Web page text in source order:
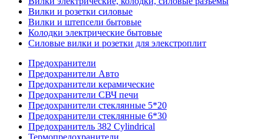
Вилки и розетки силовые
Вилки и штепсели бытовые
Колодки электрические бытовые
Силовые вилки и розетки для элекстроплит
Предохранители
Предохранители Авто
Предохранители керамические
Предохранители СВЧ печи
Предохранители стеклянные 5*20
Предохранители стеклянные 6*30
Предохранитель 382 Cylindrical
Термопредохранители